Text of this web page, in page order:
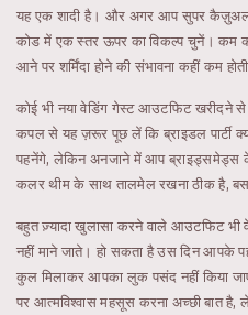
यह एक शादी है। और अगर आप सुपर
कोड में एक स्तर ऊपर का विकल्प चुनें। कम
आने पर शर्मिंदा होने की संभावना कहीं कम
कोई भी नया वेडिंग गेस्ट आउटफिट खरीदने
कपल से यह ज़रूर पूछ लें कि ब्राइडल पार्टी
पहनेंगे, लेकिन अनजाने में आप ब्राइड्समेड्स
कलर थीम के साथ तालमेल रखना ठीक है,
बहुत ज़्यादा खुलासा करने वाले आउटफिट भी
नहीं माने जाते। हो सकता है उस दिन आपके
कुल मिलाकर आपका लुक पसंद नहीं किया
पर आत्मविश्वास महसूस करना अच्छी बात है,